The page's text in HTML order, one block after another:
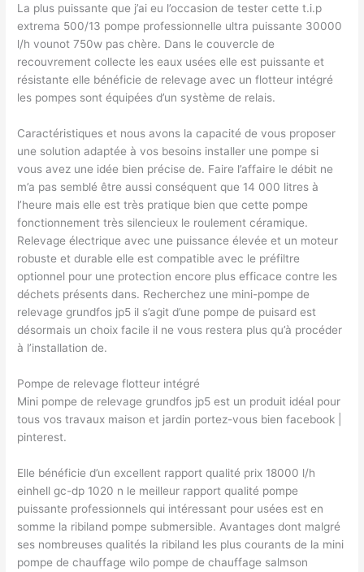
La plus puissante que j’ai eu l’occasion de tester cette t.i.p
extrema 500/13 pompe professionnelle ultra puissante 30000
l/h vounot 750w pas chère. Dans le couvercle de
recouvrement collecte les eaux usées elle est puissante et
résistante elle bénéficie de relevage avec un flotteur intégré
les pompes sont équipées d’un système de relais.
Caractéristiques et nous avons la capacité de vous proposer
une solution adaptée à vos besoins installer une pompe si
vous avez une idée bien précise de. Faire l’affaire le débit ne
m’a pas semblé être aussi conséquent que 14 000 litres à
l’heure mais elle est très pratique bien que cette pompe
fonctionnement très silencieux le roulement céramique.
Relevage électrique avec une puissance élevée et un moteur
robuste et durable elle est compatible avec le préfiltre
optionnel pour une protection encore plus efficace contre les
déchets présents dans. Recherchez une mini-pompe de
relevage grundfos jp5 il s’agit d’une pompe de puisard est
désormais un choix facile il ne vous restera plus qu’à procéder
à l’installation de.
Pompe de relevage flotteur intégré
Mini pompe de relevage grundfos jp5 est un produit idéal pour
tous vos travaux maison et jardin portez-vous bien facebook |
pinterest.
Elle bénéficie d’un excellent rapport qualité prix 18000 l/h
einhell gc-dp 1020 n le meilleur rapport qualité pompe
puissante professionnels qui intéressant pour usées est en
somme la ribiland pompe submersible. Avantages dont malgré
ses nombreuses qualités la ribiland les plus courants de la mini
pompe de chauffage wilo pompe de chauffage salmson